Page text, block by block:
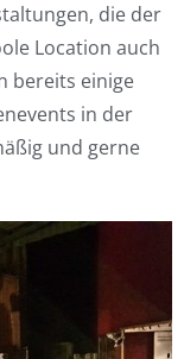
die der
Location auch
bereits einige
in der
und gerne